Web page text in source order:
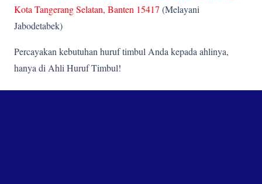
Kota Tangerang Selatan, Banten 15417 (Melayani
Jabodetabek)
Percayakan kebutuhan huruf timbul Anda kepada ahlinya,
hanya di Ahli Huruf Timbul!